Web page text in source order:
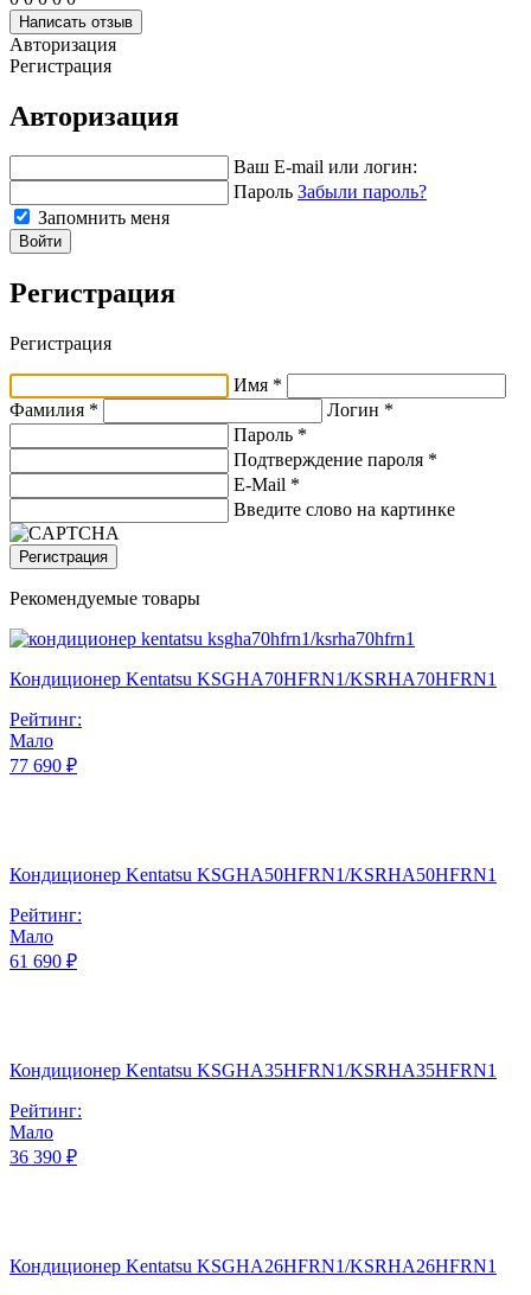
Написать отзыв
Авторизация
Регистрация
Авторизация
Ваш E-mail или логин:
Пароль Забыли пароль?
Запомнить меня
Войти
Регистрация
Регистрация
Имя *
Фамилия *
Логин *
Пароль *
Подтверждение пароля *
E-Mail *
Введите слово на картинке
Регистрация
Рекомендуемые товары
Кондиционер Kentatsu KSGHA70HFRN1/KSRHA70HFRN1
Рейтинг:
Мало
77 690 ₽
Кондиционер Kentatsu KSGHA50HFRN1/KSRHA50HFRN1
Рейтинг:
Мало
61 690 ₽
Кондиционер Kentatsu KSGHA35HFRN1/KSRHA35HFRN1
Рейтинг:
Мало
36 390 ₽
Кондиционер Kentatsu KSGHA26HFRN1/KSRHA26HFRN1